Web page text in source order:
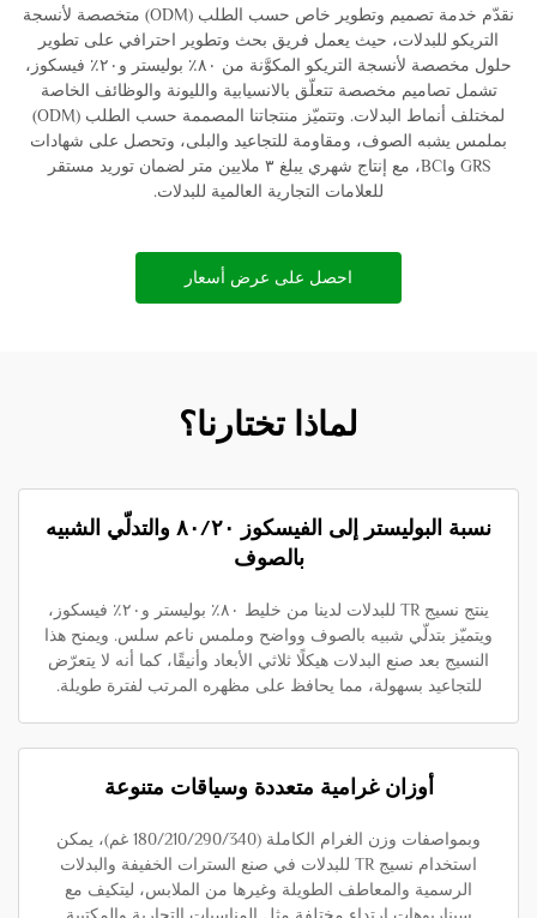
نقدّم خدمة تصميم وتطوير خاص حسب الطلب (ODM) متخصصة لأنسجة
التريكو للبدلات، حيث يعمل فريق بحث وتطوير احترافي على تطوير
حلول مخصصة لأنسجة التريكو المكوَّنة من ٨٠٪ بوليستر و٢٠٪ فيسكوز،
تشمل تصاميم مخصصة تتعلّق بالانسيابية والليونة والوظائف الخاصة
لمختلف أنماط البدلات. وتتميّز منتجاتنا المصممة حسب الطلب (ODM)
بملمس يشبه الصوف، ومقاومة للتجاعيد والبلى، وتحصل على شهادات
GRS وBCI، مع إنتاج شهري يبلغ ٣ ملايين متر لضمان توريد مستقر
للعلامات التجارية العالمية للبدلات.
احصل على عرض أسعار
لماذا تختارنا؟
نسبة البوليستر إلى الفيسكوز ٨٠/٢٠ والتدلّي الشبيه
بالصوف
ينتج نسيج TR للبدلات لدينا من خليط ٨٠٪ بوليستر و٢٠٪ فيسكوز،
ويتميّز بتدلّي شبيه بالصوف وواضح وملمس ناعم سلس. ويمنح هذا
النسيج بعد صنع البدلات هيكلًا ثلاثي الأبعاد وأنيقًا، كما أنه لا يتعرّض
للتجاعيد بسهولة، مما يحافظ على مظهره المرتب لفترة طويلة.
أوزان غرامية متعددة وسياقات متنوعة
وبمواصفات وزن الغرام الكاملة (180/210/290/340 غم)، يمكن
استخدام نسيج TR للبدلات في صنع السترات الخفيفة والبدلات
الرسمية والمعاطف الطويلة وغيرها من الملابس، ليتكيف مع